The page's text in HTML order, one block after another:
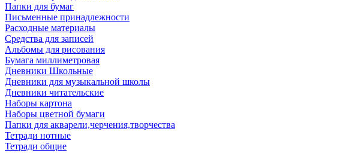
Папки для бумаг
Письменные принадлежности
Расходные материалы
Средства для записей
Альбомы для рисования
Бумага миллиметровая
Дневники Школьные
Дневники для музыкальной школы
Дневники читательские
Наборы картона
Наборы цветной бумаги
Папки для акварели,черчения,творчества
Тетради нотные
Тетради общие